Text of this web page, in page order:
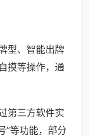
型、智能出牌
摸等操作，通
第三方软件实
”等功能，部分